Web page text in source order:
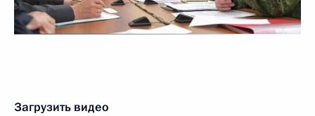
Загрузить видео